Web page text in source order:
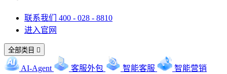
联系我们 400 - 028 - 8810
进入官网
全部类目 
AI-Agent 客服外包 智能客服 智能营销